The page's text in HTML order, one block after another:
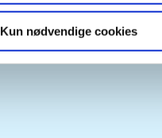
Kun nødvendige cookies